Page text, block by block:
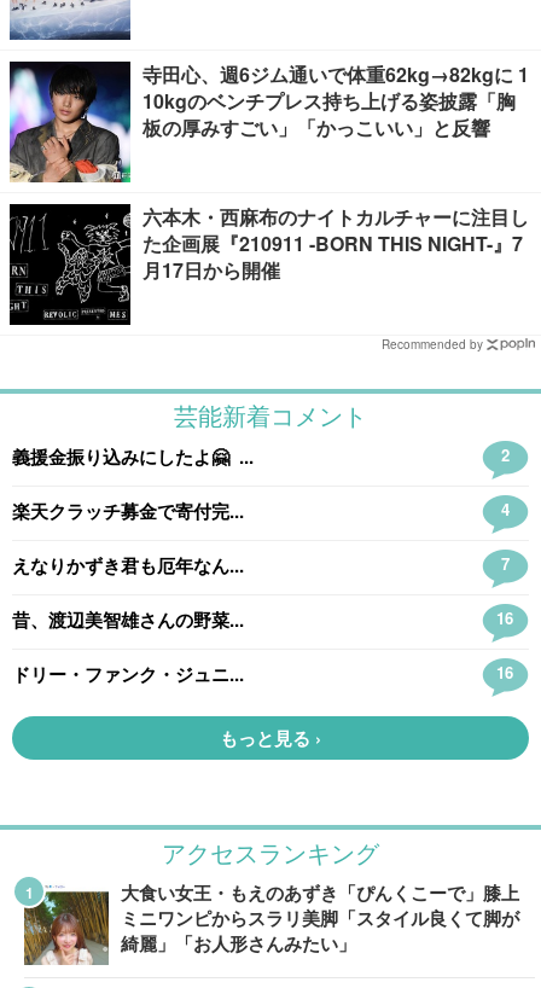
寺田心、週6ジム通いで体重62kg→82kgに 1
10kgのベンチプレス持ち上げる姿披露「胸
板の厚みすごい」「かっこいい」と反響
六本木・西麻布のナイトカルチャーに注目し
た企画展『210911 -BORN THIS NIGHT-』7
月17日から開催
Recommended by
アクセスランキング
大食い女王・もえのあずき「ぴんくこーで」膝上
ミニワンピからスラリ美脚「スタイル良くて脚が
綺麗」「お人形さんみたい」